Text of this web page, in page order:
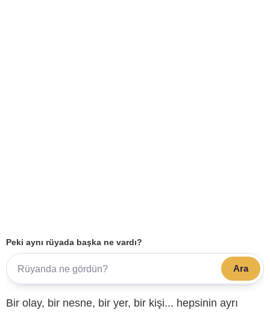
Peki aynı rüyada başka ne vardı?
Ara
Bir olay, bir nesne, bir yer, bir kişi... hepsinin ayrı